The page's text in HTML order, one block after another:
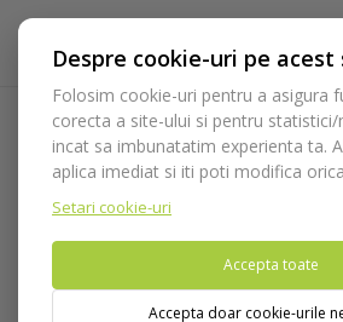
Despre cookie-uri pe acest
Folosim cookie-uri pentru a asigura
corecta a site-ului si pentru
incat sa imbunatatim experienta ta.
aplica imediat si iti poti modifica
Setari cookie-uri
Accepta toate
Accepta doar cookie-urile
Acasa Instrumentar
Diagnostic,
restaurare
Restaurare
Instrumente
Spatula dubla SS6 cod 507/6
Nu puteti plasa comenzi din tara din
(United States).